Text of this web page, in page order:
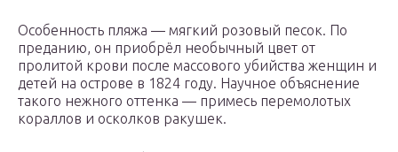
Особенность пляжа — мягкий розовый песок. По
преданию, он приобрёл необычный цвет от
пролитой крови после массового убийства женщин и
детей на острове в 1824 году. Научное объяснение
такого нежного оттенка — примесь перемолотых
кораллов и осколков ракушек.